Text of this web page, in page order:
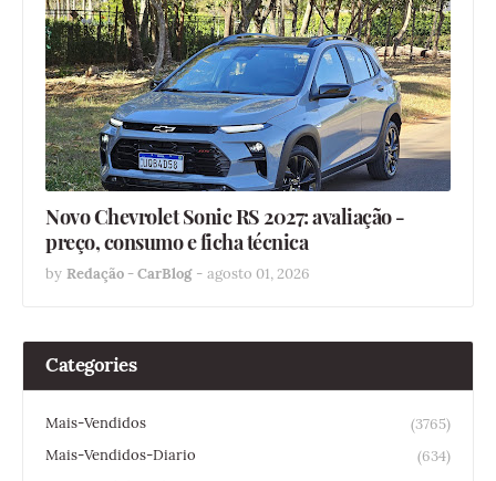
Novo Chevrolet Sonic RS 2027: avaliação -
preço, consumo e ficha técnica
by Redação - CarBlog - agosto 01, 2026
Categories
Mais-Vendidos
(3765)
Mais-Vendidos-Diario
(634)